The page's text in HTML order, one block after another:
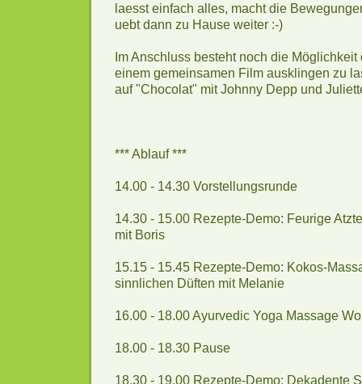
laesst einfach alles, macht die
uebt dann zu Hause weiter :-)
Im Anschluss besteht noch die Möglichkeit
einem gemeinsamen Film ausklingen zu
auf "Chocolat" mit Johnny Depp und
*** Ablauf ***
14.00 - 14.30 Vorstellungsrunde
14.30 - 15.00 Rezepte-Demo: Feurige
mit Boris
15.15 - 15.45 Rezepte-Demo: Kokos-
sinnlichen Düften mit Melanie
16.00 - 18.00 Ayurvedic Yoga Massage
18.00 - 18.30 Pause
18.30 - 19.00 Rezepte-Demo: Dekadente